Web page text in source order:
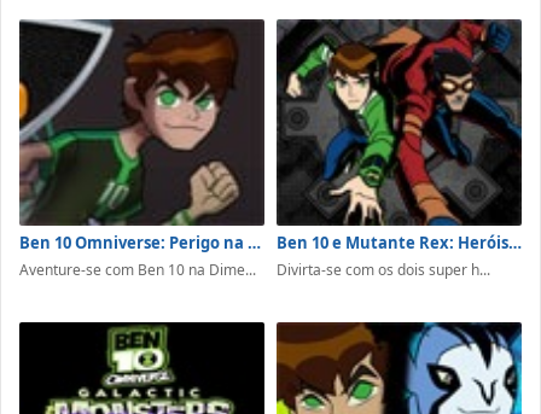
Ben 10 Omniverse: Perigo na Dimensão 12
Aventure-se com Ben 10 na Dime...
Ben 10 e Mutante Rex: Heróis Unidos
Divirta-se com os dois super h...